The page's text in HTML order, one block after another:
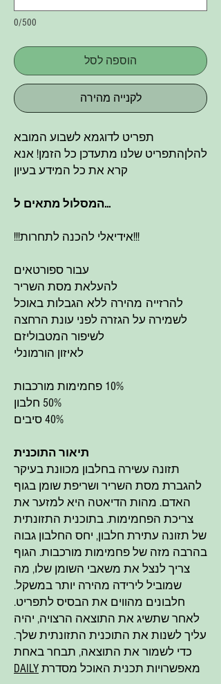
0/500
הוספה לסל
לקנייה מהירה
תפריט לדוגמא לשבוע המובא
להלןהתפריט שלנו מתעדכן כל הזמן! אנא
קרא את כל המידע בעיון
...המסלול מתאים ל
!!!אידיאלי להכנה לתחרות!!!
עבור ספורטאים
להעלאת מסת השריר
להרזייה מהירה ללא הגבלות באוכל
לשמירה על הגזרה לפני עונת הרחצה
לשיפור המטבוליזם
לאיזון הורמונלי
10% פחמימות מורכבות
50% חלבון
40% סיבים
תיאור התוכנית
תזונה עשירה בחלבון מכוונת בעיקר
להגברת מסת השריר ושריפת שומן בגוף
האדם. מהות הדיאטה היא למזער את
צריכת הפחמימות. בתוכנית התזונתית
של תזונה עתירת חלבון, יחס החלבון גבוה
בהרבה מזה של פחמימות מורכבות. הגוף
צריך לנצל את משאבי השומן שלו, מה
שמוביל לירידה מהירה יותר במשקל.
חלבונים מהווים את הבסיס לתפריט.
לאחר שתשיג את התוצאה הרצויה, יהיה
עליך לשנות את התוכנית התזונתית שלך.
כדי לשמור את התוצאה, תבחר באחת
מאפשרויות תכנית האוכל מסדרת DAILY